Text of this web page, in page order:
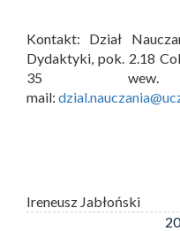
Kontakt: Dział
Dydaktyki, pok. 2.18
35
mail:
Ireneusz Jabłoński